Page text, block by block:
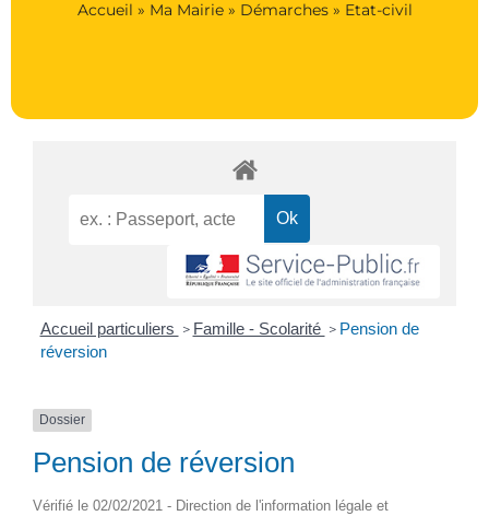
Accueil » Ma Mairie» Démarches» Etat-civil
Accueil particuliers > Famille - Scolarité > Pension de
réversion
Dossier
Pension de réversion
Vérifié le 02/02/2021 - Direction de l'information légale et